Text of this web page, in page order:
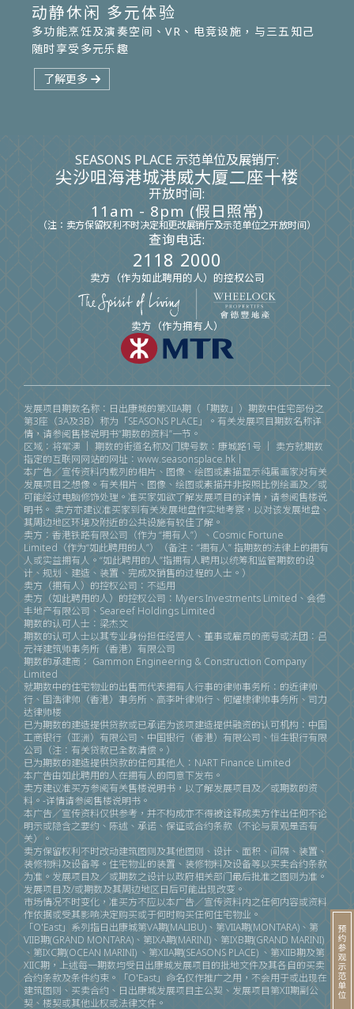
动静休闲 多元体验
多功能烹饪及演奏空间、VR、电竞设施，与三五知己
随时享受多元乐趣
了解更多
Dreamscape
虚拟探索宇宙
Arena
电竞场
Sakura Rhythm
SEASONS PLACE 示范单位及展销厅:
尖沙咀海港城港威大厦二座十楼
开放时间:
11am - 8pm (假日照常)
（注：卖方保留权利不时决定和更改展销厅及示范单位之开放时间）
查询电话:
2118 2000
卖方（作为如此聘用的人）的控权公司
卖方（作为拥有人）
发展项目期数名称：日出康城的第XIIA期（「期数」）期数中住宅部份之
第3座（3A及3B）称为「SEASONS PLACE」。有关发展项目期数名称详
情，请参阅售楼说明书“期数的资料”一节。
区域：将军澳 ｜ 期数的街道名称及门牌号数：康城路1号 ｜ 卖方就期数
指定的互联网网站的网址：www.seasonsplace.hk｜
本广告／宣传资料内载列的相片、图像、绘图或素描显示纯属画家对有关
发展项目之想像。有关相片、图像、绘图或素描并非按照比例绘画及／或
可能经过电脑修饰处理。准买家如欲了解发展项目的详情，请参阅售楼说
明书。 卖方亦建议准买家到有关发展地盘作实地考察，以对该发展地盘、
其周边地区环境及附近的公共设施有较佳了解。
卖方：香港铁路有限公司（作为 “拥有人”）、Cosmic Fortune
Limited（作为“如此聘用的人”）（备注∶“拥有人” 指期数的法律上的拥有
人或实益拥有人。“如此聘用的人”指拥有人聘用以统筹和监管期数的设
计、规划、建造、装置、完成及销售的过程的人士。）
卖方（拥有人）的控权公司∶不适用
卖方（如此聘用的人）的控权公司∶Myers Investments Limited、会德
丰地产有限公司、Seareef Holdings Limited
期数的认可人士∶梁杰文
期数的认可人士以其专业身份担任经营人、董事或雇员的商号或法团：吕
元祥建筑师事务所（香港）有限公司
期数的承建商∶ Gammon Engineering & Construction Company
Limited
就期数中的住宅物业的出售而代表拥有人行事的律师事务所∶的近律师
行、国浩律师（香港）事务所、高李叶律师行、何耀棣律师事务所、司力
达律师楼
已为期数的建造提供贷款或已承诺为该项建造提供融资的认可机构∶中国
工商银行（亚洲）有限公司、中国银行（香港）有限公司、恒生银行有限
公司（注：有关贷款已全数清偿。）
已为期数的建造提供贷款的任何其他人∶NART Finance Limited
本广告由如此聘用的人在拥有人的同意下发布。
卖方建议准买方参阅有关售楼说明书，以了解发展项目及／或期数的资
料。-详情请参阅售楼说明书。
本广告／宣传资料仅供参考，并不构成亦不得被诠释成卖方作出任何不论
明示或隐含之要约、陈述、承诺、保证或合约条款（不论与景观是否有
关）。
卖方保留权利不时改动建筑图则及其他图则、设计、面积、间隔、装置、
装修物料及设备等。住宅物业的装置、装修物料及设备等以买卖合约条款
为准。发展项目及／或期数之设计以政府相关部门最后批准之图则为准。
发展项目及/或期数及其周边地区日后可能出现改变。
市场情况不时变化，准买方不应以本广告／宣传资料内之任何内容或资料
作依据或受其影响决定购买或于何时购买任何住宅物业。
「O'East」系列指日出康城第VA期(MALIBU)、第VIIA期(MONTARA)、第
VIIB期(GRAND MONTARA)、第IXA期(MARINI)、第IXB期(GRAND MARINI)
、第IXC期(OCEAN MARINI) 、第XIIA期(SEASONS PLACE) 、第XIIB期及第
XIIC期，上述每一期数均受日出康城发展项目的批地文件及其各自的买卖
合约条款及条件约束。「O'East」命名仅作推广之用，不会用于或出现在
建筑图则、买卖合约、日出康城发展项目主公契、发展项目第XII期副公
契、楼契或其他业权或法律文件。